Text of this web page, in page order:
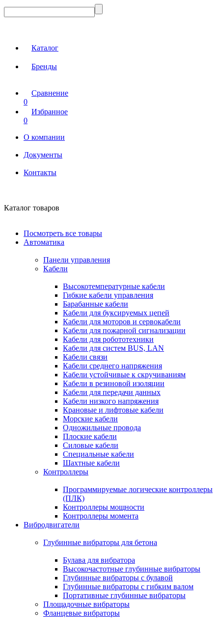
Каталог
Бренды
Сравнение
0
Избранное
0
О компании
Документы
Контакты
Каталог товаров
Посмотреть все товары
Автоматика
Панели управления
Кабели
Высокотемпературные кабели
Гибкие кабели управления
Барабанные кабели
Кабели для буксируемых цепей
Кабели для моторов и сервокабели
Кабели для пожарной сигнализации
Кабели для робототехники
Кабели для систем BUS, LAN
Кабели связи
Кабели среднего напряжения
Кабели устойчивые к скручиваниям
Кабели в резиновой изоляции
Кабели для передачи данных
Кабели низкого напряжения
Крановые и лифтовые кабели
Морские кабели
Одножильные провода
Плоские кабели
Силовые кабели
Специальные кабели
Шахтные кабели
Контроллеры
Программируемые логические контроллеры
(ПЛК)
Контроллеры мощности
Контроллеры момента
Вибродвигатели
Глубинные вибраторы для бетона
Булава для вибратора
Высокочастотные глубинные вибраторы
Глубинные вибраторы с булавой
Глубинные вибраторы с гибким валом
Портативные глубинные вибраторы
Площадочные вибраторы
Фланцевые вибраторы